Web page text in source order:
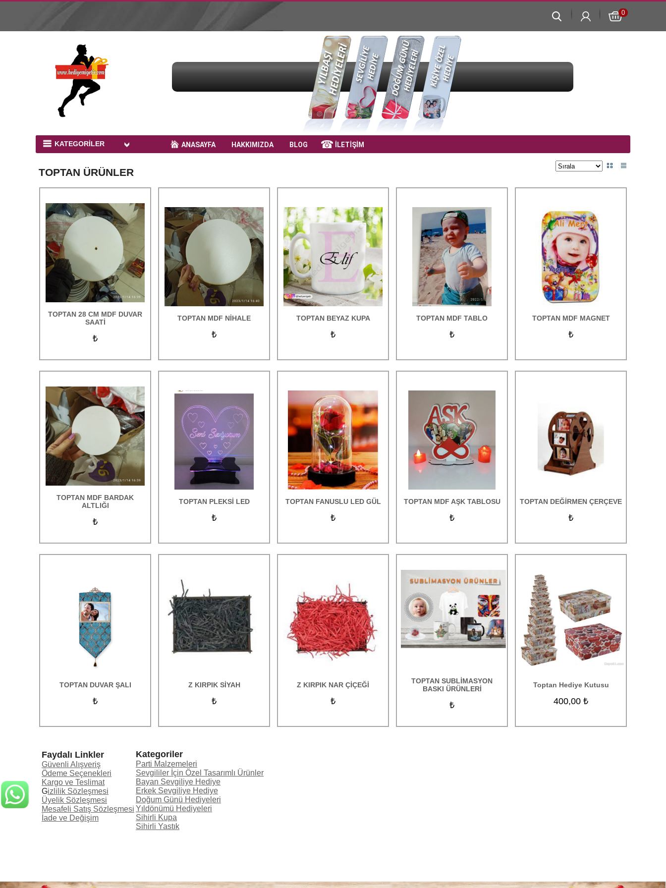
KATEGORİLER
Yastık Baskı
Sihirli Aynalar
Led Modelleri
Çerçeveler
BaskılıTekstil Ürünleri
İndirimli Ürünler
TOPTAN ÜRÜNLER
Uçan balon
Anneler Günü Hediyeleri
Babalar Günü Hediyeleri
Çiftlere Özel Tasarımlı Hediyeler
Yıldönümü Hediyeleri
Doğum Günü Hediyeleri
ANASAYFA HAKKIMIZDA BLOG İLETİŞİM
TOPTAN ÜRÜNLER
TOPTAN 28 CM MDF DUVAR
SAATİ
₺
TOPTAN MDF NİHALE
₺
TOPTAN BEYAZ KUPA
₺
TOPTAN MDF TABLO
₺
TOPTAN MDF MAGNET
₺
TOPTAN MDF BARDAK
ALTLIĞI
₺
TOPTAN PLEKSİ LED
₺
TOPTAN FANUSLU LED GÜL
₺
TOPTAN MDF AŞK TABLOSU
₺
TOPTAN DEĞİRMEN ÇERÇEVE
₺
TOPTAN DUVAR ŞALI
₺
Z KIRPIK SİYAH
₺
Z KIRPIK NAR ÇİÇEĞİ
₺
TOPTAN SUBLİMASYON
BASKI ÜRÜNLERİ
₺
Toptan Hediye Kutusu
400,00 ₺
Faydalı Linkler
Güvenli Alışveriş
Ödeme Seçenekleri
Kargo ve Teslimat
Gizlilik Sözleşmesi
Üyelik Sözleşmesi
Mesafeli Satış Sözleşmesi
İade ve Değişim
Kategoriler
Parti Malzemeleri
Sevgililer İçin Özel Tasarımlı Ürünler
Bayan Sevgiliye Hediye
Erkek Sevgiliye Hediye
Doğum Günü Hediyeleri
Yıldönümü Hediyeleri
Sihirli Kupa
Sihirli Yastık